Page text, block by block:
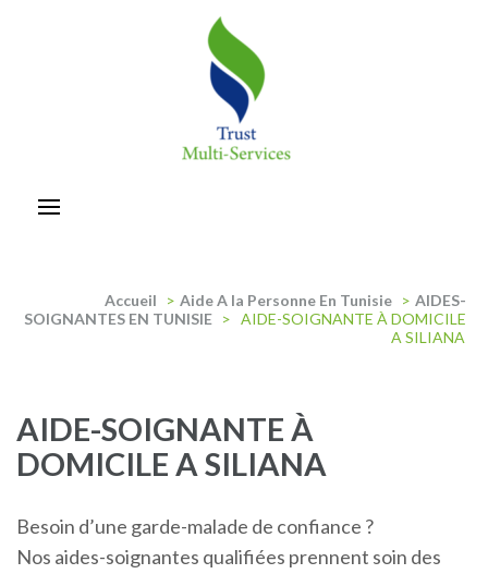
Accueil > Aide A la Personne En Tunisie > AIDES-
SOIGNANTES EN TUNISIE > AIDE-SOIGNANTE À DOMICILE
A SILIANA
AIDE-SOIGNANTE À
DOMICILE A SILIANA
Besoin d’une garde-malade de confiance ?
Nos aides-soignantes qualifiées prennent soin des